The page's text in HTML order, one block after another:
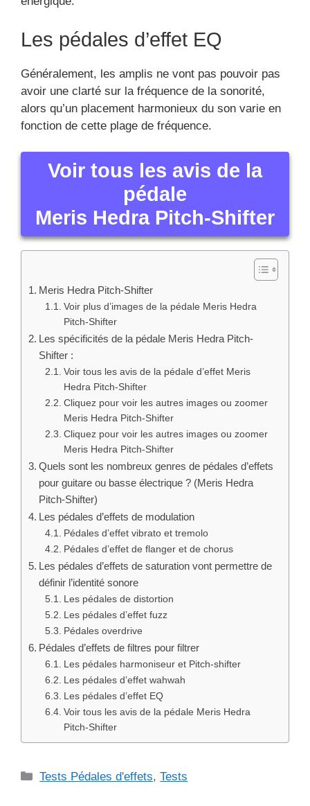
Les pédales d’effet EQ
Généralement, les amplis ne vont pas pouvoir pas
avoir une clarté sur la fréquence de la sonorité,
alors qu’un placement harmonieux du son varie en
fonction de cette plage de fréquence.
Voir tous les avis de la
pédale
Meris Hedra Pitch-Shifter
Meris Hedra Pitch-Shifter
Voir plus d’images de la pédale Meris Hedra
Pitch-Shifter
Les spécificités de la pédale Meris Hedra Pitch-
Shifter :
Voir tous les avis de la pédale d’effet Meris
Hedra Pitch-Shifter
Cliquez pour voir les autres images ou zoomer
Meris Hedra Pitch-Shifter
Cliquez pour voir les autres images ou zoomer
Meris Hedra Pitch-Shifter
Quels sont les nombreux genres de pédales d’effets
pour guitare ou basse électrique ? (Meris Hedra
Pitch-Shifter)
Les pédales d’effets de modulation
Pédales d’effet vibrato et tremolo
Pédales d’effet de flanger et de chorus
Les pédales d’effets de saturation vont permettre de
définir l’identité sonore
Les pédales de distortion
Les pédales d’effet fuzz
Pédales overdrive
Pédales d’effets de filtres pour filtrer
Les pédales harmoniseur et Pitch-shifter
Les pédales d’effet wahwah
Les pédales d’effet EQ
Voir tous les avis de la pédale Meris Hedra
Pitch-Shifter
Catégories
Tests Pédales d'effets,Tests